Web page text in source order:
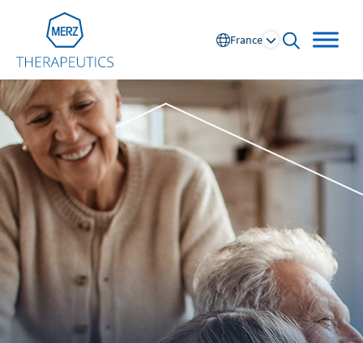
Go to Homepage
France
Global
Europe
Austria
Belgium
FR
France
Germany
Italy
Portugal
Russia
Spain
Switzerland DE FR
Nordics